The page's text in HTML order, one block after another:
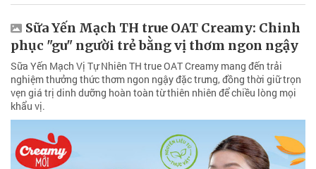
Sữa Yến Mạch TH true OAT Creamy: Chinh
phục "gu" người trẻ bằng vị thơm ngon ngậy
Sữa Yến Mạch Vị Tự Nhiên TH true OAT Creamy mang đến trải
nghiệm thưởng thức thơm ngon ngậy đặc trưng, đồng thời giữ trọn
vẹn giá trị dinh dưỡng hoàn toàn từ thiên nhiên để chiều lòng mọi
khẩu vị.